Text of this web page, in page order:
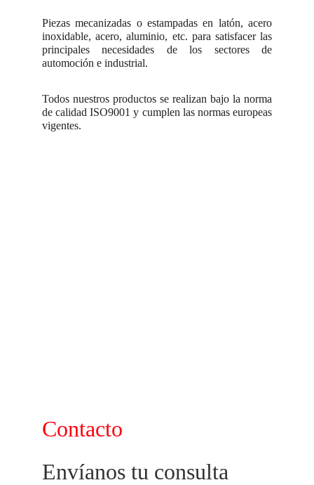
Piezas mecanizadas o estampadas en latón, acero
inoxidable, acero, aluminio, etc. para satisfacer las
principales necesidades de los sectores de
automoción e industrial.
Todos nuestros productos se realizan bajo la norma
de calidad ISO9001 y cumplen las normas europeas
vigentes.
Envíanos tu consulta
Contacto